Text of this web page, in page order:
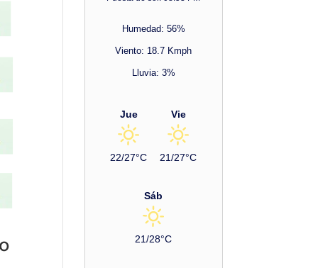
Humedad: 56%
Viento: 18.7 Kmph
Lluvia: 3%
Jue
22/27°C
Vie
21/27°C
Sáb
21/28°C